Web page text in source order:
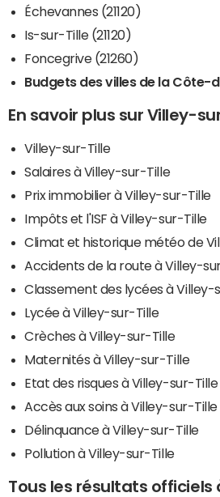
Échevannes (21120)
Is-sur-Tille (21120)
Foncegrive (21260)
Budgets des villes de la Côte-
En savoir plus sur Villey-
Villey-sur-Tille
Salaires à Villey-sur-Tille
Prix immobilier à Villey-sur-Tille
Impôts et l'ISF à Villey-sur-Tille
Climat et historique météo de
Accidents de la route à Villey-
Classement des lycées à Villey-
Lycée à Villey-sur-Tille
Crèches à Villey-sur-Tille
Maternités à Villey-sur-Tille
Etat des risques à Villey-sur-Tille
Accès aux soins à Villey-sur-Tille
Délinquance à Villey-sur-Tille
Pollution à Villey-sur-Tille
Tous les résultats officiels